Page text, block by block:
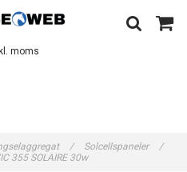
moms
/ Solcellspaneler
/
355 SOLAIRE 30w